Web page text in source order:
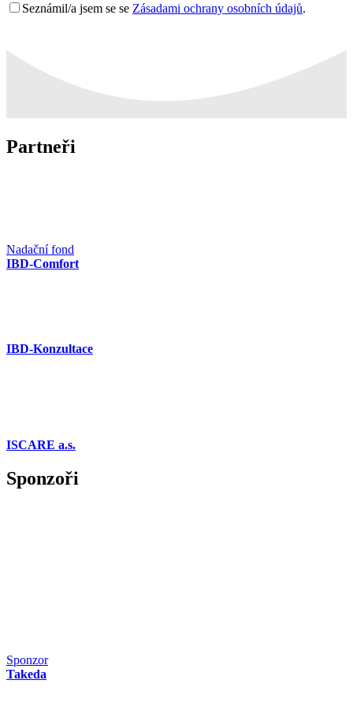
Seznámil/a jsem se se Zásadami ochrany osobních údajů.
Partneři
Nadační fond
IBD-Comfort
IBD-Konzultace
ISCARE a.s.
Sponzoři
Sponzor
Takeda